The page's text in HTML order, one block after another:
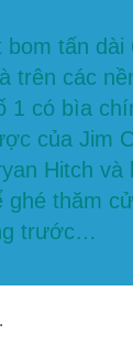
bom tấn
trên các
1 có bìa
của Jim
Hitch
ghé thăm
trước…